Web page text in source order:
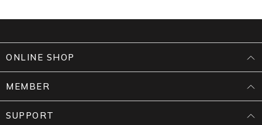
ONLINE SHOP
MEMBER
SUPPORT